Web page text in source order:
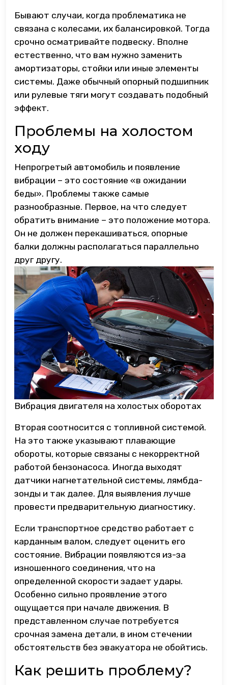
Бывают случаи, когда проблематика не
связана с колесами, их балансировкой. Тогда
срочно осматривайте подвеску. Вполне
естественно, что вам нужно заменить
амортизаторы, стойки или иные элементы
системы. Даже обычный опорный подшипник
или рулевые тяги могут создавать подобный
эффект.
Проблемы на холостом
ходу
Непрогретый автомобиль и появление
вибрации – это состояние «в ожидании
беды». Проблемы также самые
разнообразные. Первое, на что следует
обратить внимание – это положение мотора.
Он не должен перекашиваться, опорные
балки должны располагаться параллельно
друг другу.
Вибрация двигателя на холостых оборотах
Вторая соотносится с топливной системой.
На это также указывают плавающие
обороты, которые связаны с некорректной
работой бензонасоса. Иногда выходят
датчики нагнетательной системы, лямбда-
зонды и так далее. Для выявления лучше
провести предварительную диагностику.
Если транспортное средство работает с
карданным валом, следует оценить его
состояние. Вибрации появляются из-за
изношенного соединения, что на
определенной скорости задает удары.
Особенно сильно проявление этого
ощущается при начале движения. В
представленном случае потребуется
срочная замена детали, в ином стечении
обстоятельств без эвакуатора не обойтись.
Как решить проблему?